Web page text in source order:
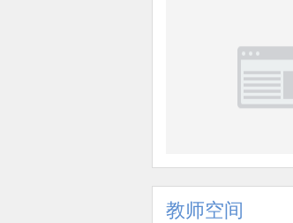
教师空间